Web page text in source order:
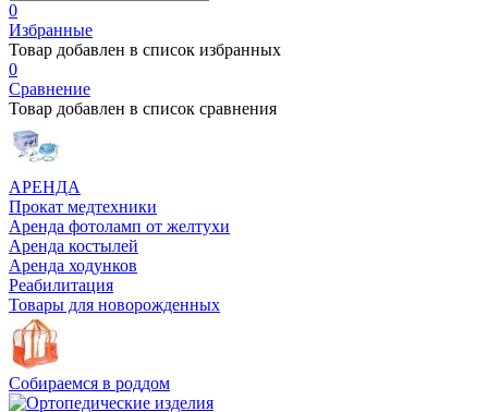
0
Избранные
Товар добавлен в список избранных
0
Сравнение
Товар добавлен в список сравнения
АРЕНДА
Прокат медтехники
Аренда фотоламп от желтухи
Аренда костылей
Аренда ходунков
Реабилитация
Товары для новорожденных
Собираемся в роддом